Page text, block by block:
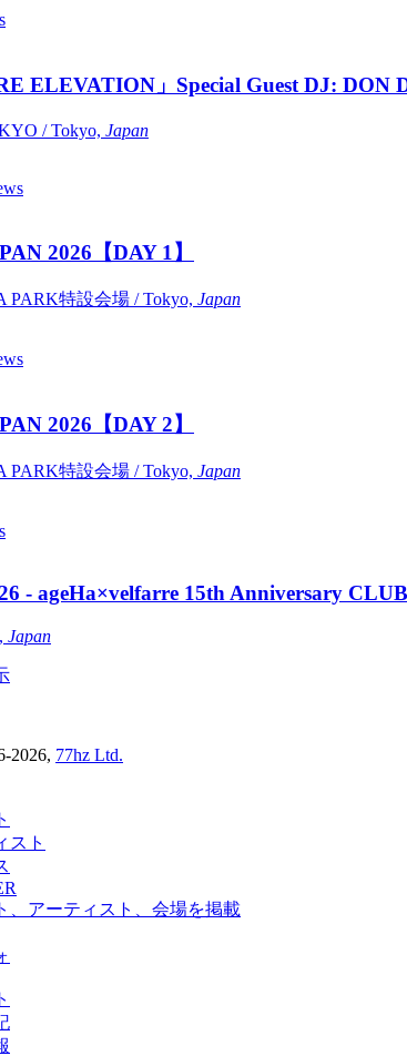
ELEVATION」Special Guest DJ: DON
/ Tokyo, Japan
2026【DAY 1】
PARK特設会場 / Tokyo, Japan
2026【DAY 2】
PARK特設会場 / Tokyo, Japan
- ageHa×velfarre 15th Anniversary
Japan
2026, 77hz Ltd.
スト
、アーティスト、会場を掲載